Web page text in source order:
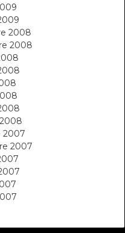
2008
2008
2007
2007